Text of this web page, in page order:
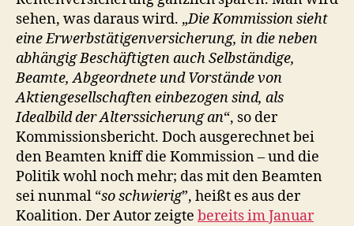
sehen, was daraus wird. „Die Kommission sieht
eine Erwerbstätigenversicherung, in die neben
abhängig Beschäftigten auch Selbständige,
Beamte, Abgeordnete und Vorstände von
Aktiengesellschaften einbezogen sind, als
Idealbild der Alterssicherung an“, so der
Kommissionsbericht. Doch ausgerechnet bei
den Beamten kniff die Kommission – und die
Politik wohl noch mehr; das mit den Beamten
sei nunmal “so schwierig”, heißt es aus der
Koalition. Der Autor zeigte bereits im Januar